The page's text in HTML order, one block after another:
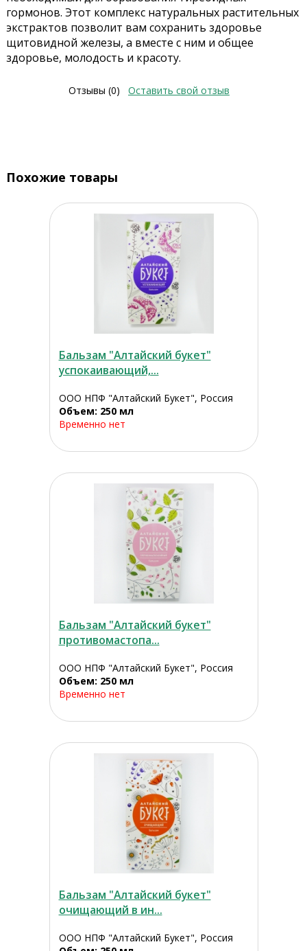
гормонов. Этот комплекс натуральных растительных
экстрактов позволит вам сохранить здоровье
щитовидной железы, а вместе с ним и общее
здоровье, молодость и красоту.
Отзывы (0) Оставить свой отзыв
Похожие товары
Бальзам "Алтайский букет"
успокаивающий,...
ООО НПФ "Алтайский Букет", Россия
Объем: 250 мл
Временно нет
Бальзам "Алтайский букет"
противомастопа...
ООО НПФ "Алтайский Букет", Россия
Объем: 250 мл
Временно нет
Бальзам "Алтайский букет"
очищающий в ин...
ООО НПФ "Алтайский Букет", Россия